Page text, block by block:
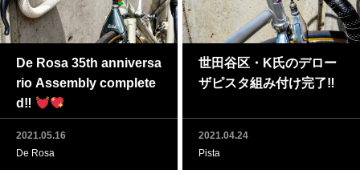
De Rosa 35th anniversa
rio Assembly complete
d‼
2021.05.16
De Rosa
世田谷区・K氏のデロー
ザピスタ組み付け完了‼
2021.04.24
Pista